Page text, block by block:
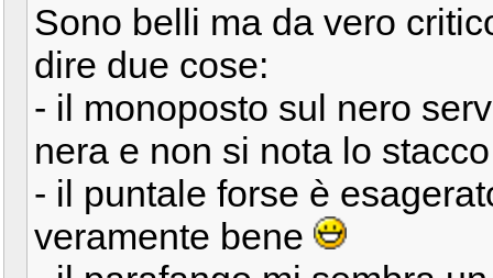
Sono belli ma da vero
dire due cose:
- il monoposto sul nero
nera e non si nota lo
- il puntale forse è
veramente bene